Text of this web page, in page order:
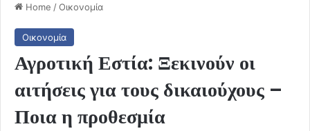
Home /Οικονομία
Οικονομία
Αγροτική Εστία: Ξεκινούν οι
αιτήσεις για τους δικαιούχους –
Ποια η προθεσμία